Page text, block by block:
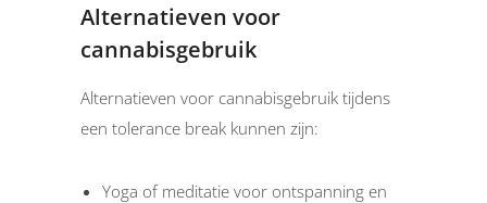
Alternatieven voor
cannabisgebruik
Alternatieven voor cannabisgebruik tijdens
een tolerance break kunnen zijn:
Yoga of meditatie voor ontspanning en